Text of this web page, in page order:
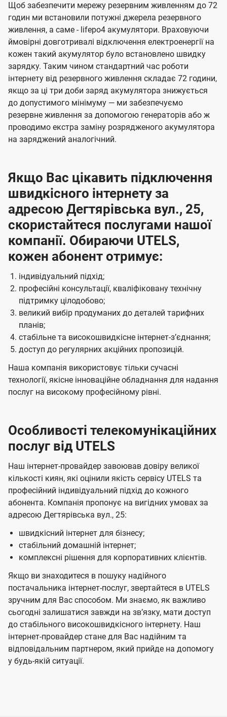
Щоб забезпечити мережу резервним живленням до 72
годин ми встановили потужні джерела резервного
живлення, а саме - lifepo4 акумулятори. Враховуючи
ймовірні довготривалі відключення електроенергії на
кожен такий акумулятор було встановлено швидку
зарядку. Таким чином стандартний час роботи
інтернету від резервного живлення складає 72 години,
якщо за ці три доби заряд акумулятора знижується
до допустимого мінімуму — ми забезпечуємо
резервне живлення за допомогою генераторів або ж
проводимо екстра заміну розрядженого акумулятора
на заряджений аналогічний.
Якщо Вас цікавить підключення
швидкісного інтернету за
адресою Дегтярівська вул., 25,
скористайтеся послугами нашої
компанії. Обираючи UTELS,
кожен абонент отримує:
індивідуальний підхід;
професійні консультації, кваліфіковану технічну
підтримку цілодобово;
великий вибір продуманих до деталей тарифних
планів;
стабільне та високошвидкісне інтернет-зʼєднання;
доступ до регулярних акційних пропозицій.
Наша компанія використовує тільки сучасні
технології, якісне інноваційне обладнання для надання
послуг на високому професійному рівні.
Особливості телекомунікаційних
послуг від UTELS
Наш інтернет-провайдер завоював довіру великої
кількості киян, які оцінили якість сервісу UTELS та
професійний індивідуальний підхід до кожного
абонента. Компанія пропонує на вигідних умовах за
адресою Дегтярівська вул., 25:
швидкісний інтернет для бізнесу;
стабільний домашній інтернет;
комплексні рішення для корпоративних клієнтів.
Якщо ви знаходитеся в пошуку надійного
постачальника інтернет-послуг, звертайтеся в UTELS
зручним для Вас способом. Ми знаємо, як важливо
сьогодні залишатися завжди на звʼязку, мати доступ
до стабільного високошвидкісного інтернету. Наш
інтернет-провайдер стане для Вас надійним та
відповідальним партнером, який прийде на допомогу
у будь-якій ситуації.